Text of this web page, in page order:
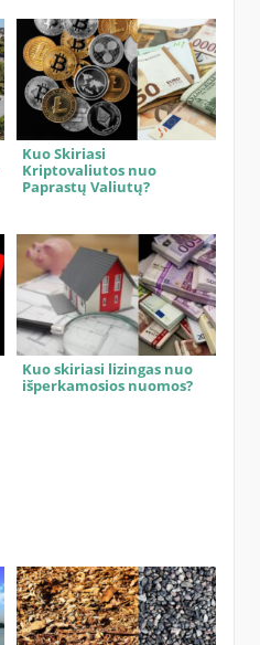
Kuo Skiriasi
Kriptovaliutos nuo
Paprastų Valiutų?
Kuo skiriasi lizingas nuo
išperkamosios nuomos?